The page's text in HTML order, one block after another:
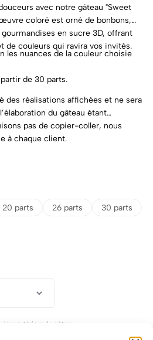
avec notre gâteau "Sweet
coloré est orné de bonbons,
en sucre 3D, offrant
de couleurs qui ravira vos invités.
les nuances de la couleur choisie
de 30 parts.
des réalisations affichées et ne sera
du gâteau étant
pas de copier-coller, nous
à chaque client.
20 parts 26 parts
30 parts
extérieur du gâteau